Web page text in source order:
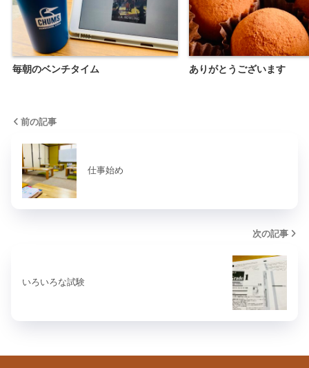
毎朝のベンチタイム ありがとうございます
前の記事
仕事始め
次の記事
いろいろな試験